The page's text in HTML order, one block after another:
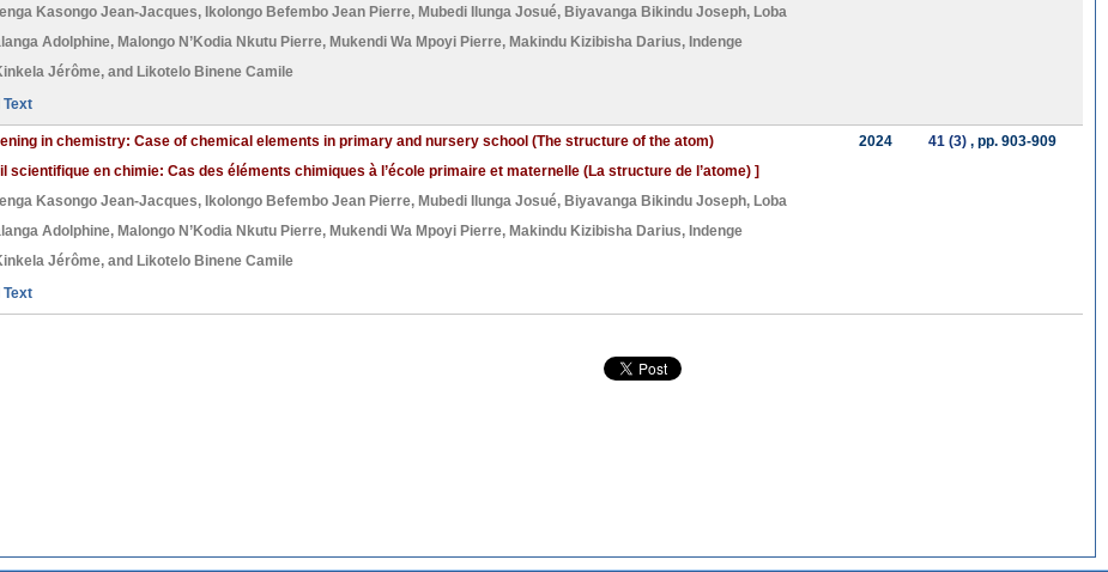
Kasongo Jean-Jacques, Ikolongo Befembo Jean Pierre, Mubedi Ilunga Josué, Biyavanga Bikindu Joseph, Loba
Adolphine, Malongo N’Kodia Nkutu Pierre, Mukendi Wa Mpoyi Pierre, Makindu Kizibisha Darius, Indenge
Jérôme, and Likotelo Binene Camile
Text
in chemistry: Case of chemical elements in primary and nursery school (The structure of the atom)
scientifique en chimie: Cas des éléments chimiques à l’école primaire et maternelle (La structure de l’atome) ]
Kasongo Jean-Jacques, Ikolongo Befembo Jean Pierre, Mubedi Ilunga Josué, Biyavanga Bikindu Joseph, Loba
Adolphine, Malongo N’Kodia Nkutu Pierre, Mukendi Wa Mpoyi Pierre, Makindu Kizibisha Darius, Indenge
Jérôme, and Likotelo Binene Camile
Text
2024 41 (3), pp. 903-909